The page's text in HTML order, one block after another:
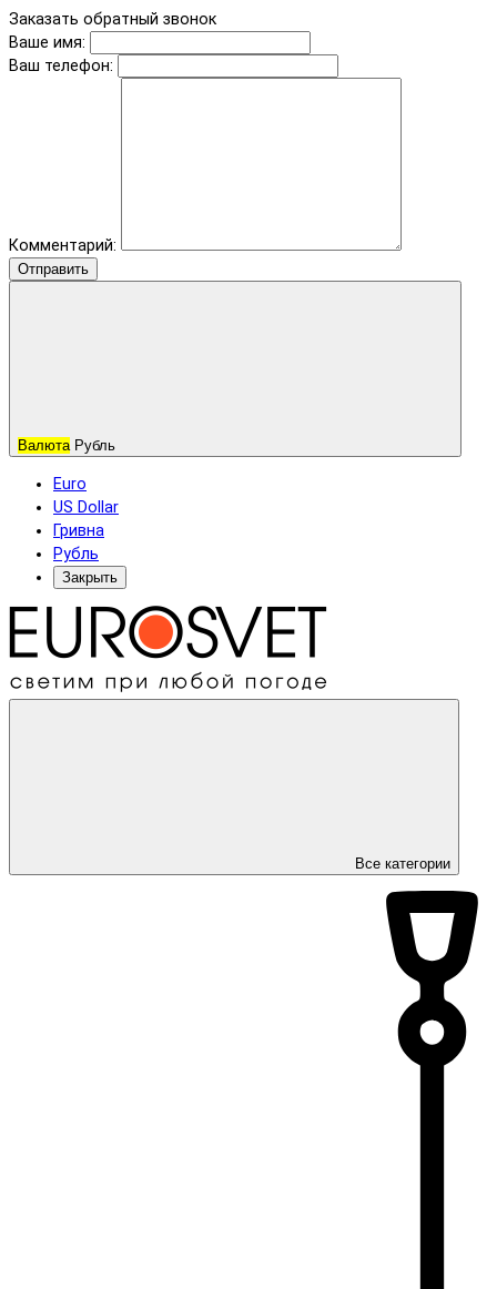
Заказать обратный звонок
Ваше имя:
Ваш телефон:
Комментарий:
Отправить
Валюта Рубль
Euro
US Dollar
Гривна
Рубль
Закрыть
Все категории